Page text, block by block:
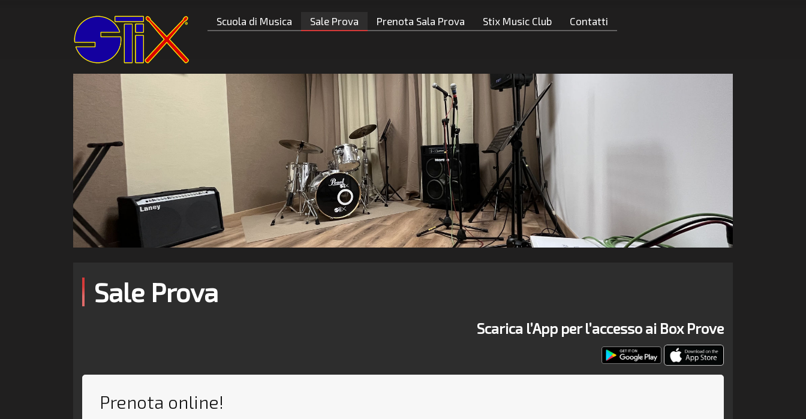
Scuola di Musica Sale Prova Prenota Sala Prova Stix Music Club Contatti
Sale Prova
Scarica l’App per l’accesso ai Box Prove
Prenota online!